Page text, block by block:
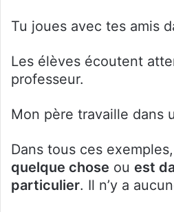
Tu joues avec tes amis
Les élèves écoutent
professeur.
Mon père travaille dans
Dans tous ces
quelque chose ou est
particulier. Il n’y a